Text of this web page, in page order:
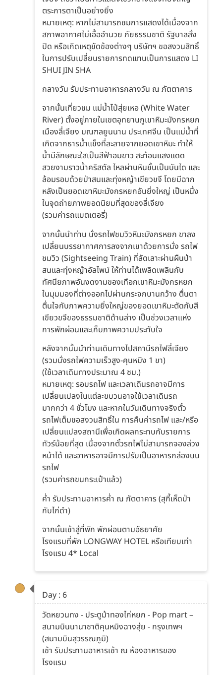
ตระการตาเป็นอย่างยิ่ง
หมายเหตุ: หากไม่สามารถชมการแสดงได้เนื่องจาก
สภาพอากาศไม่เอื้ออำนวย ภัยธรรมชาติ รัฐบาลสั่ง
ปิด หรือเกิดเหตุขัดข้องต่างๆ บริษัทฯ ขอสงวนสิทธิ์
ในการปรับเปลี่ยนรายการทดแทนเป็นการแสดง LI
SHUI JIN SHA
กลางวัน รับประทานอาหารกลางวัน ณ ภัตตาคาร
จากนั้นเที่ยวชม แม่น้ำไป๋สุ่ยเหอ (White Water
River) ตั้งอยู่ภายในเขตอุทยานภูเขาหิมะมังกรหยก
เมืองลี่เจียง มณฑลยูนนาน ประเทศจีน เป็นแม่น้ำที่
เกิดจากธารน้ำแข็งที่ละลายจากยอดเขาหิมะ ทำให้
น้ำมีลักษณะใสเป็นสีฟ้าอมขาว สะท้อนแสงแดด
สวยงามราวน้ำคริสตัล ไหลผ่านหินชั้นเป็นบันได และ
ล้อมรอบด้วยป่าสนและทุ่งหญ้าเขียวขจี โดยมีฉาก
หลังเป็นยอดเขาหิมะมังกรหยกอันยิ่งใหญ่ เป็นหนึ่ง
ในจุดถ่ายภาพยอดนิยมที่สุดของลี่เจียง
(รวมค่ารถแบตเตอรี่)
จากนั้นนำท่าน นั่งรถไฟชมวิวหิมะมังกรหยก ขาลง
เปลี่ยนบรรยากาศการลงจากเขาด้วยการนั่ง รถไฟ
ชมวิว (Sightseeing Train) ที่ลัดเลาะผ่านผืนป่า
สนและทุ่งหญ้าอัลไพน์ ให้ท่านได้เพลิดเพลินกับ
ทัศนียภาพอันงดงามของเทือกเขาหิมะมังกรหยก
ในมุมมองที่ต่างออกไปผ่านกระจกบานกว้าง ตื่นตา
ตื่นใจกับภาพความยิ่งใหญ่ของยอดเขาหิมะตัดกับสี
เขียวขจีของธรรมชาติด้านล่าง เป็นช่วงเวลาแห่ง
การพักผ่อนและเก็บภาพความประทับใจ
หลังจากนั้นนำท่านเดินทางไปสถานีรถไฟลี่เจียง
(รวมนั่งรถไฟความเร็วสูง-คุนหมิง 1 ขา)
(ใช้เวลาเดินทางประมาณ 4 ชม.)
หมายเหตุ: รอบรถไฟ และเวลาเดินรถอาจมีการ
เปลี่ยนเปลงในแต่ละขบวนอาจใช้เวลาเดินรถ
มากกว่า 4 ชั่วโมง และหากในวันเดินทางจริงตั๋ว
รถไฟเต็มขอสงวนสิทธิ์ใน การคืนค่ารถไฟ และ/หรือ
เปลี่ยนแปลงสถานีเพื่อเกิดผลกระทบกับรายการ
ทัวร์น้อยที่สุด เนื่องจากตั๋วรถไฟไม่สามารถจองล่วง
หน้าได้ และอาหารอาจมีการปรับเป็นอาหารกล่องบน
รถไฟ
(รวมค่ารถขนกระเป๋าแล้ว)
ค่ำ รับประทานอาหารค่ำ ณ ภัตตาคาร (สุกี้เห็ดป่า
กับไก่ดำ)
จากนั้นเข้าสู่ที่พัก พักผ่อนตามอัธยาศัย
โรงแรมที่พัก LONGWAY HOTEL หรือเทียบเท่า
โรงแรม 4* Local
Day : 6
วัดหยวนทง - ประตูม้าทองไก่หยก - Pop mart –
สนามบินนานาชาติคุนหมิงฉางสุ่ย - กรุงเทพฯ
(สนามบินสุวรรณภูมิ)
เช้า รับประทานอาหารเช้า ณ ห้องอาหารของ
โรงแรม